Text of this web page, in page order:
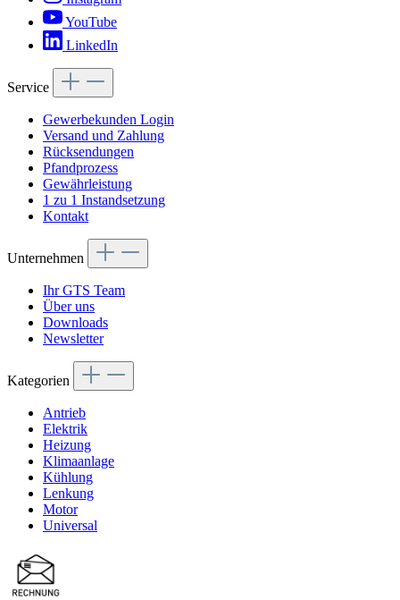
YouTube
LinkedIn
Service
Gewerbekunden Login
Versand und Zahlung
Rücksendungen
Pfandprozess
Gewährleistung
1 zu 1 Instandsetzung
Kontakt
Unternehmen
Ihr GTS Team
Über uns
Downloads
Newsletter
Kategorien
Antrieb
Elektrik
Heizung
Klimaanlage
Kühlung
Lenkung
Motor
Universal